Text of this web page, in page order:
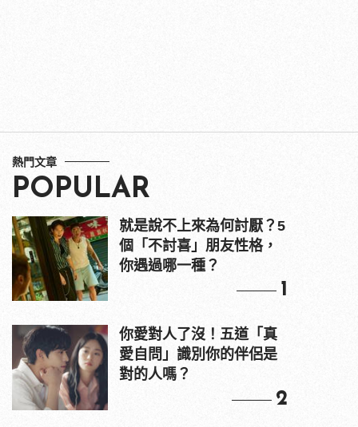
熱門文章
POPULAR
就是說不上來為何討厭？5
個「不討喜」朋友性格，
你遇過哪一種？
1
你愛對人了沒！五道「真
愛自問」識別你的伴侶是
對的人嗎？
2